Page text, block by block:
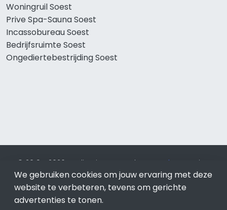
Woningruil Soest
Prive Spa-Sauna Soest
Incassobureau Soest
Bedrijfsruimte Soest
Ongediertebestrijding Soest
© 2019 - 2026 Realisatie en SEO door SEO-bureau
Lion
Internet. Betaal alleen voor bewezen resultaten?SEO
optimalisatie No Cure No Pay.Soest is onderdeel van Lion
Internet.
We gebruiken cookies om jouw ervaring met deze
website te verbeteren, tevens om gerichte
advertenties te tonen.